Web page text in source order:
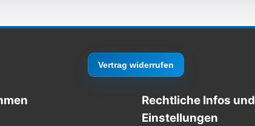
Vertrag widerrufen
Rechtliche Infos und
Einstellungen